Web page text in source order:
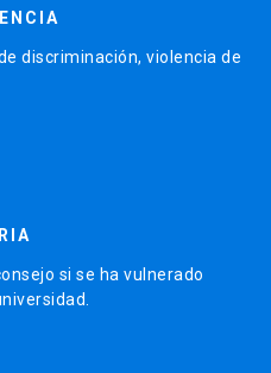
discriminación, violencia de
si se ha vulnerado